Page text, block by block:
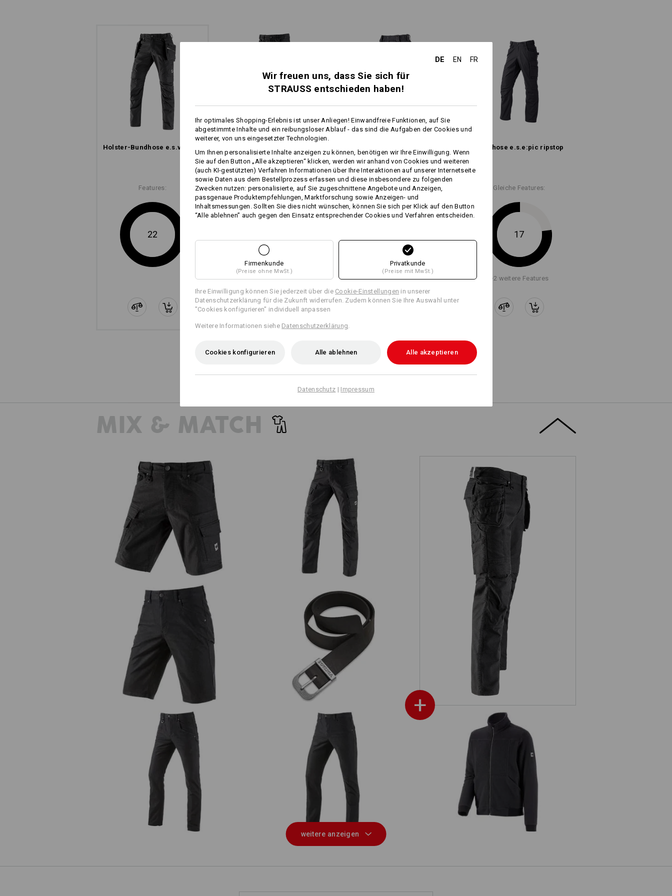
% Elastomultiester %
Polyamid
Maschinenwäsche 40 °C
Nicht bleichen
Kalt bügeln
Chemische Reinigung mit
Perchlorethylen möglich
Klicken Sie auf den Button "Datenblatt" für weitere Informationen.
Datenblatt
Personalisierung:
Selbst gestalten Logoservice
1 / 2
1 / 4
Holster-Bundhose e.s.​vintage
Features:
22
vintage
tool-pouch
Bundhose e.s.​e:pic ripstop
Gleiche Features: Gleiche Features:
+4 weitere Features
Gleiche Features:
17
+2 weitere Features
Alle Details vergleichen
MIX & MATCH
Holster-Bundhose e.s.vintage
+
Cargo-Short e.s.vintage Worker-Cargohose e.s.vintage
5-Pocket-Short e.s.vintage Leder-Gürtel e.s.vintage
Multipocket-Hose e.s.vintage 5-Pocket-Hose e.s.vintage Faserpelz Jacke e.s.vintage
weitere anzeigen
DE EN FR
Wir freuen uns, dass Sie sich für
STRAUSS entschieden haben!
Ihr optimales Shopping-Erlebnis ist unser Anliegen! Einwandfreie Funktionen, auf Sie
abgestimmte Inhalte und ein reibungsloser Ablauf - das sind die Aufgaben der Cookies und
weiterer, von uns eingesetzter Technologien.
Um Ihnen personalisierte Inhalte anzeigen zu können, benötigen wir Ihre Einwilligung. Wenn
Sie auf den Button „Alle akzeptieren“ klicken, werden wir anhand von Cookies und weiteren
(auch KI-gestützten) Verfahren Informationen über Ihre Interaktionen auf unserer Internetseite
sowie Daten aus dem Bestellprozess erfassen und diese insbesondere zu folgenden
Zwecken nutzen: personalisierte, auf Sie zugeschnittene Angebote und Anzeigen,
passgenaue Produktempfehlungen, Marktforschung sowie Anzeigen- und
Inhaltsmessungen. Sollten Sie dies nicht wünschen, können Sie sich per Klick auf den Button
“Alle ablehnen” auch gegen den Einsatz entsprechender Cookies und Verfahren entscheiden.
Firmenkunde
(Preise ohne MwSt.)
Privatkunde
(Preise mit MwSt.)
Ihre Einwilligung können Sie jederzeit über die Cookie-Einstellungen in unserer
Datenschutzerklärung für die Zukunft widerrufen. Zudem können Sie Ihre Auswahl unter
"Cookies konfigurieren" individuell anpassen
Weitere Informationen siehe Datenschutzerklärung
Cookies konfigurieren Alle ablehnen Alle akzeptieren
Datenschutz | Impressum